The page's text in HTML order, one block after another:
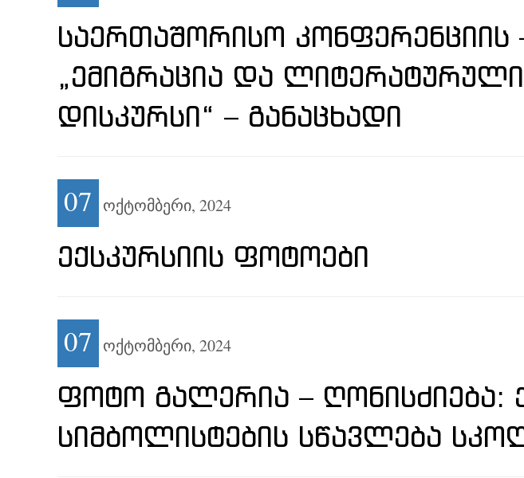
ᲡᲐᲔᲠᲗᲐᲨᲝᲠᲘᲡᲝ ᲙᲝᲜᲤᲔᲠᲔᲜᲪᲘᲘᲡ
„ᲔᲛᲘᲒᲠᲐᲪᲘᲐ ᲓᲐ ᲚᲘᲢᲔᲠᲐᲢᲣᲠᲣᲚᲘ
ᲓᲘᲡᲙᲣᲠᲡᲘ“ – ᲒᲐᲜᲐᲪᲮᲐᲓᲘ
07 ოქტომბერი, 2024
ᲔᲥᲡᲙᲣᲠᲡᲘᲘᲡ ᲤᲝᲢᲝᲔᲑᲘ
07 ოქტომბერი, 2024
ᲤᲝᲢᲝ ᲒᲐᲚᲔᲠᲘᲐ – ᲦᲝᲜᲘᲡᲫᲘᲔᲑᲐ:
ᲡᲘᲛᲑᲝᲚᲘᲡᲢᲔᲑᲘᲡ ᲡᲬᲐᲕᲚᲔᲑᲐ